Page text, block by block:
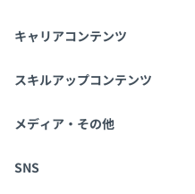
キャリアコンテンツ
転職・キャリア
スキルアップコンテンツ
学習
メディア・その他
Tech Team Journal
SNS